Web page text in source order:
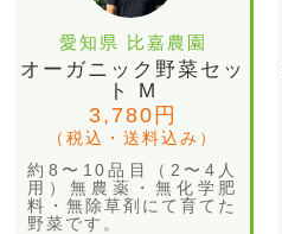
愛知県 比嘉農園
オーガニック野菜セッ
ト M
3,780円
（税込・送料込み）
約8〜10品目（2〜4人
用）無農薬・無化学肥
料・無除草剤にて育てた
野菜です。